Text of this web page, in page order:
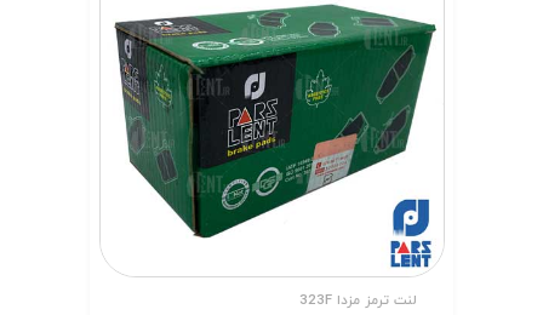
لنت ترمز مزدا 323F